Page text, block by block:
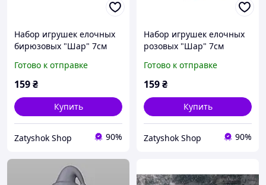
Набор игрушек елочных
бирюзовых "Шар" 7см
Готово к отправке
159₴
Купить
Zatyshok Shop 90%
Набор игрушек елочных
розовых "Шар" 7см
Готово к отправке
159₴
Купить
Zatyshok Shop 90%